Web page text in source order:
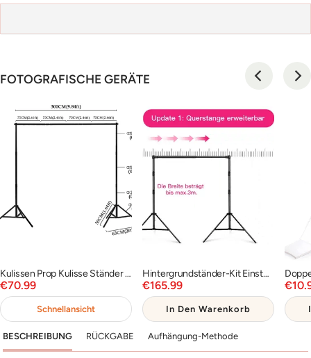
FOTOGRAFISCHE GERÄTE
Kulissen Prop Kulisse Ständer für Fotografie Photo Video Studio PROP-RF0005
Angebotspreis
€70.99
Schnellansicht
Hintergrundständer-Kit Einstellbares Hintergrund-Stützsystem PR2
Angebotspreis
€165.99
In Den Warenkorb
BESCHREIBUNG RÜCKGABE Aufhängung-Methode